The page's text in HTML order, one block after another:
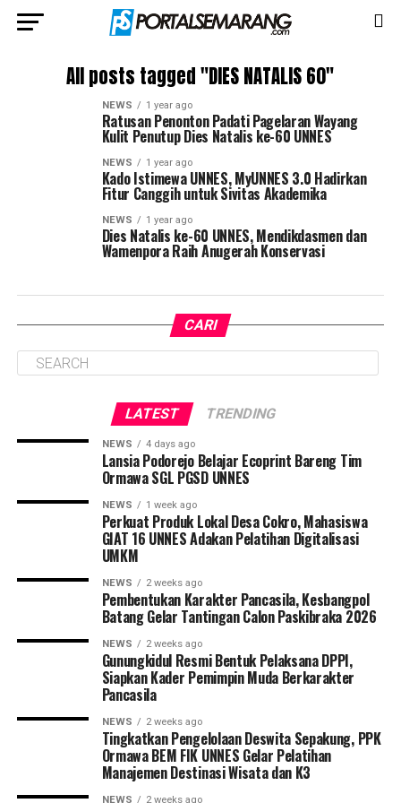
All posts tagged "DIES NATALIS 60"
NEWS 1 year ago
Ratusan Penonton Padati Pagelaran Wayang
Kulit Penutup Dies Natalis ke-60 UNNES
NEWS 1 year ago
Kado Istimewa UNNES, MyUNNES 3.0 Hadirkan
Fitur Canggih untuk Sivitas Akademika
NEWS 1 year ago
Dies Natalis ke-60 UNNES, Mendikdasmen dan
Wamenpora Raih Anugerah Konservasi
CARI
LATEST TRENDING
NEWS 4 days ago
Lansia Podorejo Belajar Ecoprint Bareng Tim
Ormawa SGL PGSD UNNES
NEWS 1 week ago
Perkuat Produk Lokal Desa Cokro, Mahasiswa
GIAT 16 UNNES Adakan Pelatihan Digitalisasi
UMKM
NEWS 2 weeks ago
Pembentukan Karakter Pancasila, Kesbangpol
Batang Gelar Tantingan Calon Paskibraka 2026
NEWS 2 weeks ago
Gunungkidul Resmi Bentuk Pelaksana DPPI,
Siapkan Kader Pemimpin Muda Berkarakter
Pancasila
NEWS 2 weeks ago
Tingkatkan Pengelolaan Deswita Sepakung, PPK
Ormawa BEM FIK UNNES Gelar Pelatihan
Manajemen Destinasi Wisata dan K3
NEWS 2 weeks ago